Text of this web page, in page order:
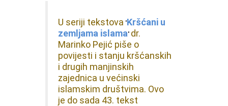
U seriji tekstova 'Kršćani u
zemljama islama' dr.
Marinko Pejić piše o
povijesti i stanju kršćanskih
i drugih manjinskih
zajednica u većinski
islamskim društvima. Ovo
je do sada 43. tekst